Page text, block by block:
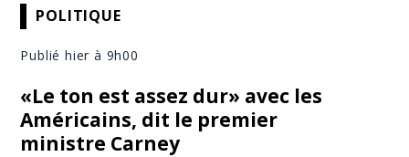
POLITIQUE
Publié hier à 9h00
«Le ton est assez dur» avec les
Américains, dit le premier
ministre Carney